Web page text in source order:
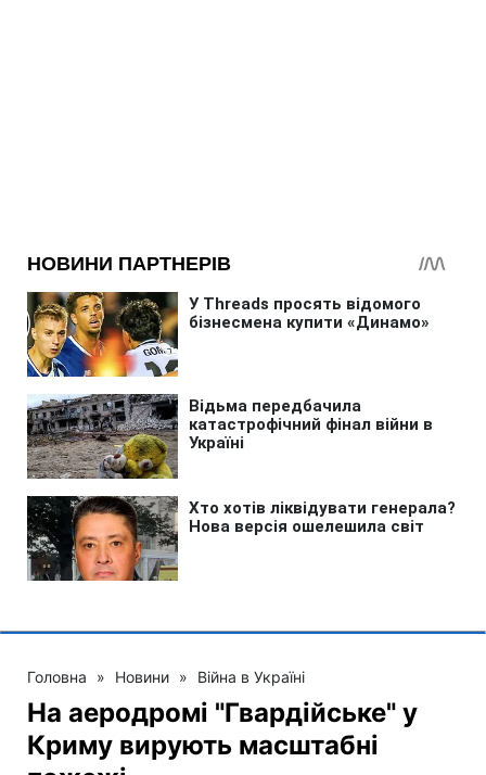
Головна » Новини » Війна в Україні
На аеродромі "Гвардійське" у
Криму вирують масштабні